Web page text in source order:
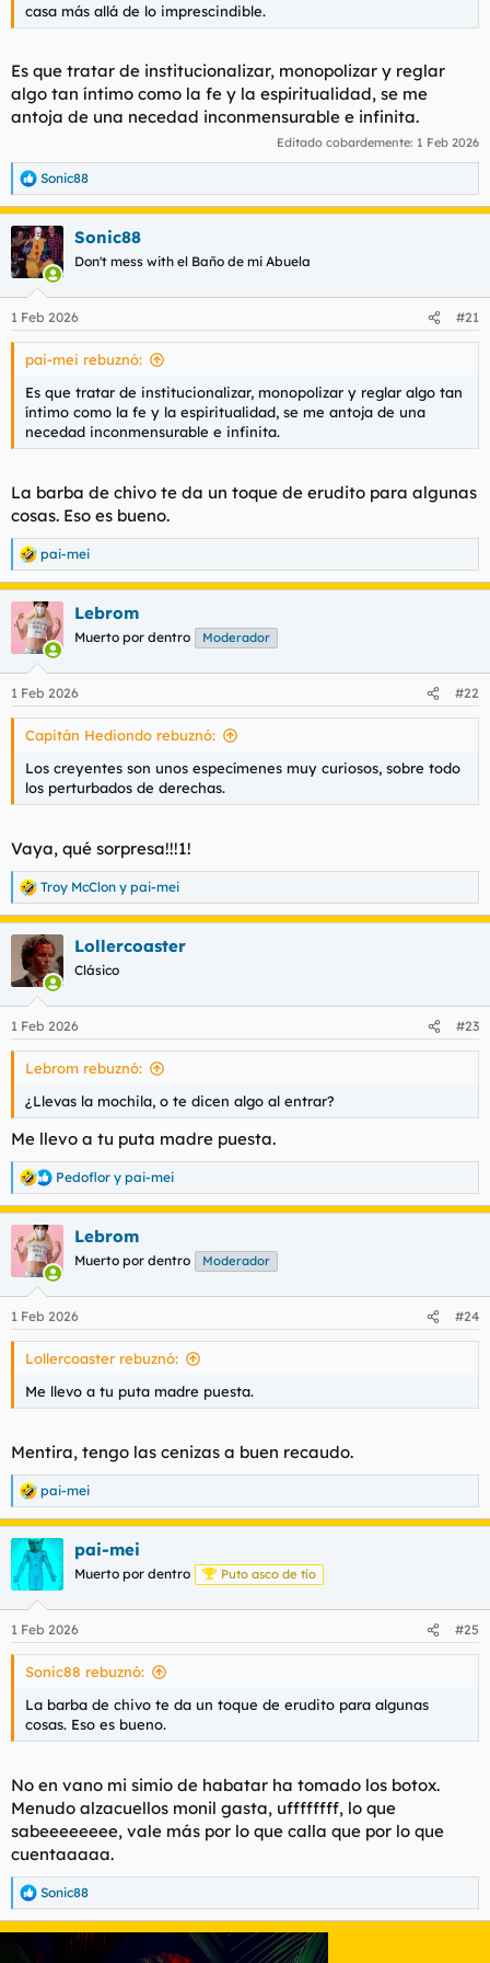
casa más allá de lo imprescindible.
Es que tratar de institucionalizar, monopolizar y reglar
algo tan íntimo como la fe y la espiritualidad, se me
antoja de una necedad inconmensurable e infinita.
Editado cobardemente: 1 Feb 2026
R
e
a
c
c
i
e
s
Sonic88
Sonic88
Don't mess with el Baño de mi Abuela
1 Feb 2026 #21
pai-mei rebuznó:
Es que tratar de institucionalizar, monopolizar y reglar algo tan
íntimo como la fe y la espiritualidad, se me antoja de una
necedad inconmensurable e infinita.
La barba de chivo te da un toque de erudito para algunas
cosas. Eso es bueno.
R
e
a
c
c
e
s
pai-mei
Lebrom
Muerto por dentro Moderador
1 Feb 2026 #22
Capitán Hediondo rebuznó:
Los creyentes son unos especímenes muy curiosos, sobre todo
los perturbados de derechas.
Vaya, qué sorpresa!!!1!
R
e
a
c
c
i
e
s
Troy McClon y pai-mei
Lollercoaster
Clásico
1 Feb 2026 #23
Lebrom rebuznó:
¿Llevas la mochila, o te dicen algo al entrar?
Me llevo a tu puta madre puesta.
R
e
a
c
c
e
s
Pedoflor y pai-mei
Lebrom
Muerto por dentro Moderador
1 Feb 2026 #24
Lollercoaster rebuznó:
Me llevo a tu puta madre puesta.
Mentira, tengo las cenizas a buen recaudo.
R
e
a
c
c
i
e
s
pai-mei
pai-mei
Muerto por dentro Puto asco de tío
1 Feb 2026 #25
Sonic88 rebuznó:
La barba de chivo te da un toque de erudito para algunas
cosas. Eso es bueno.
No en vano mi simio de habatar ha tomado los botox.
Menudo alzacuellos monil gasta, uffffffff, lo que
sabeeeeeeee, vale más por lo que calla que por lo que
cuentaaaaa.
R
e
a
Sonic88